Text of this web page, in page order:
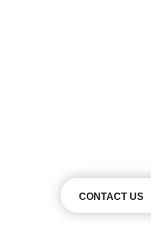
CONTACT US